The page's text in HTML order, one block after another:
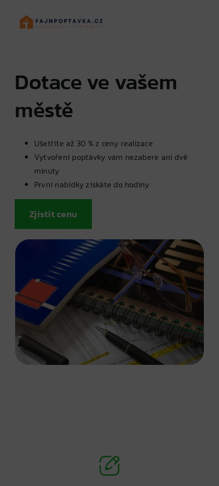
Dotace ve vašem
městě
Ušetříte až 30 % z ceny realizace
Vytvoření poptávky vám nezabere ani dvě
minuty
První nabídky získáte do hodiny
Zjistit cenu